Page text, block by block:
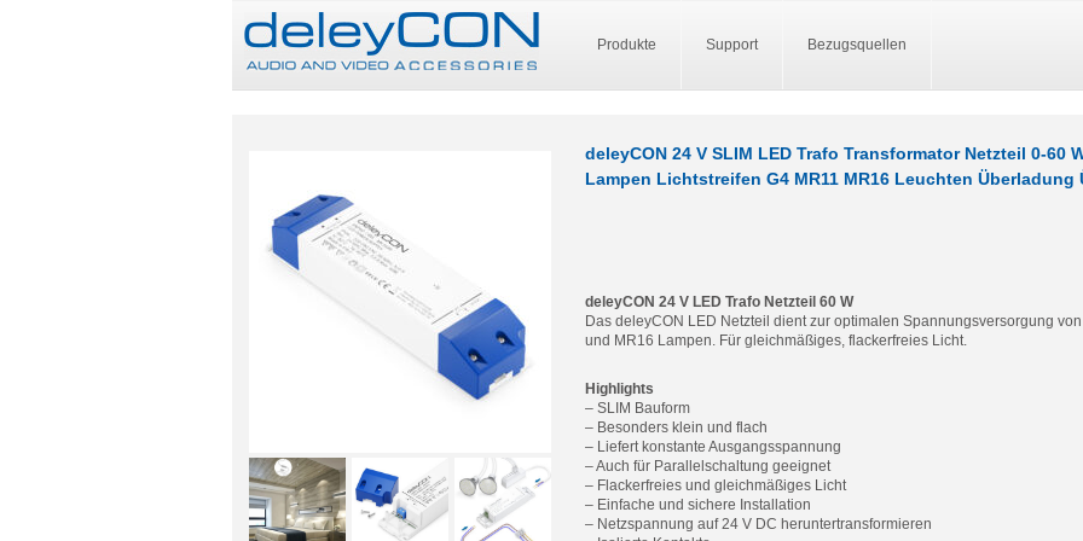
Produkte Support Bezugsquellen
deleyCON 24 V SLIM LED Trafo Transformator Netzteil 0-60
Lampen Lichtstreifen G4 MR11 MR16 Leuchten Überladung
deleyCON 24 V LED Trafo Netzteil 60 W
Das deleyCON LED Netzteil dient zur optimalen Spannungsversorgung
und MR16 Lampen. Für gleichmäßiges, flackerfreies Licht.
Highlights
– SLIM Bauform
– Besonders klein und flach
– Liefert konstante Ausgangsspannung
– Auch für Parallelschaltung geeignet
– Flackerfreies und gleichmäßiges Licht
– Einfache und sichere Installation
– Netzspannung auf 24 V DC heruntertransformieren